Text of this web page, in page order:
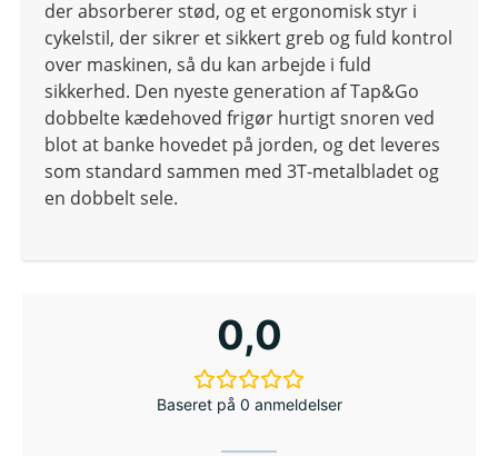
der absorberer stød, og et ergonomisk styr i
cykelstil, der sikrer et sikkert greb og fuld kontrol
over maskinen, så du kan arbejde i fuld
sikkerhed. Den nyeste generation af Tap&Go
dobbelte kædehoved frigør hurtigt snoren ved
blot at banke hovedet på jorden, og det leveres
som standard sammen med 3T-metalbladet og
en dobbelt sele.
0,0
Baseret på 0 anmeldelser